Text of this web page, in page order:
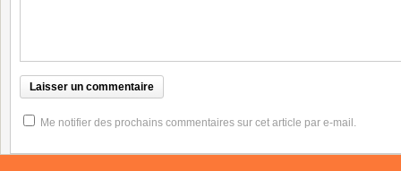
Me notifier des prochains commentaires sur cet article par e-mail.